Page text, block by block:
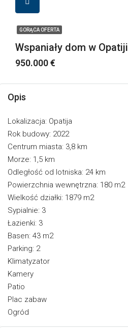
GORĄCA OFERTA
Wspaniały dom w Opatiji
950.000 €
Opis
Lokalizacja: Opatija
Rok budowy: 2022
Centrum miasta: 3,8 km
Morze: 1,5 km
Odległość od lotniska: 24 km
Powierzchnia wewnętrzna: 180 m2
Wielkość działki: 1879 m2
Sypialnie: 3
Łazienki: 3
Basen: 43 m2
Parking: 2
Klimatyzator
Kamery
Patio
Plac zabaw
Ogród